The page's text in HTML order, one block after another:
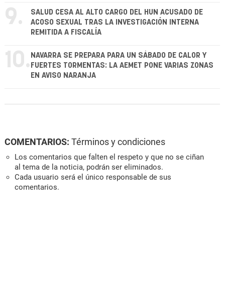
9.
SALUD CESA AL ALTO CARGO DEL HUN ACUSADO DE
ACOSO SEXUAL TRAS LA INVESTIGACIÓN INTERNA
REMITIDA A FISCALÍA
10. NAVARRA SE PREPARA PARA UN SÁBADO DE CALOR Y
FUERTES TORMENTAS: LA AEMET PONE VARIAS ZONAS
EN AVISO NARANJA
COMENTARIOS: Términos y condiciones
Los comentarios que falten el respeto y que no se ciñan
al tema de la noticia, podrán ser eliminados.
Cada usuario será el único responsable de sus
comentarios.